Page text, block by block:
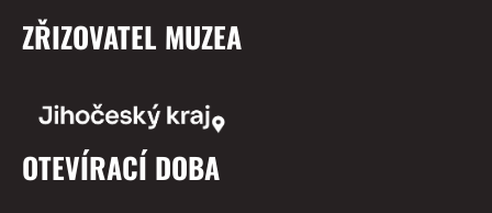
ZŘIZOVATEL MUZEA
OTEVÍRACÍ DOBA